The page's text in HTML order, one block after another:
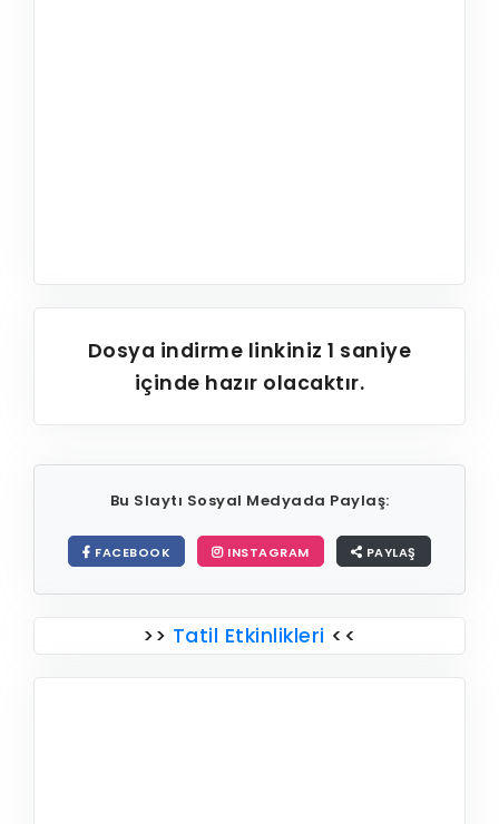
Dosya indirme linkiniz1 saniye
içinde hazır olacaktır.
Bu Slaytı Sosyal Medyada Paylaş:
FACEBOOK INSTAGRAM PAYLAŞ
>> Tatil Etkinlikleri <<